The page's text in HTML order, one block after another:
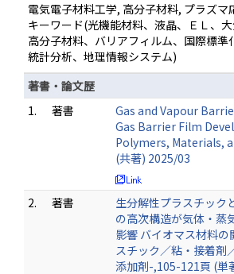
電気電子材料工学, 高分子材料, プラズマ
キーワード(光機能材料、液晶、ＥＬ、大
高分子材料、バリアフィルム、国際標準
統計分析、地理情報システム)
著書・論文歴
1.
著書
Gas and Vapour
Gas Barrier Film
Polymers, Materials,
(共著) 2025/03
2. 著書
生分解性プラスチック
の高次構造が気体・蒸
影響 バイオマス材料の
スチック／粘・接着剤
添加剤-,105-121頁 (単